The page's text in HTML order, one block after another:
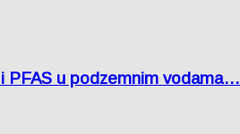
PFAS u podzemnim vodama…